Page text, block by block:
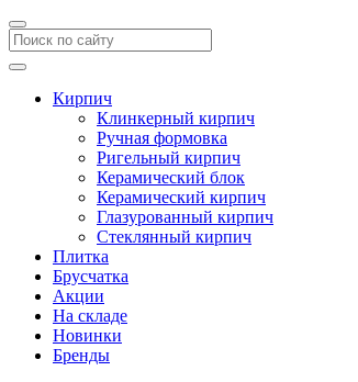
Кирпич
Клинкерный кирпич
Ручная формовка
Ригельный кирпич
Керамический блок
Керамический кирпич
Глазурованный кирпич
Стеклянный кирпич
Плитка
Брусчатка
Акции
На складе
Новинки
Бренды